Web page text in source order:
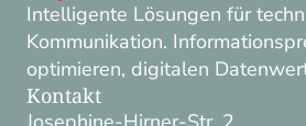
Intelligente Lösungen für
Kommunikation.
optimieren, digitalen
Kontakt